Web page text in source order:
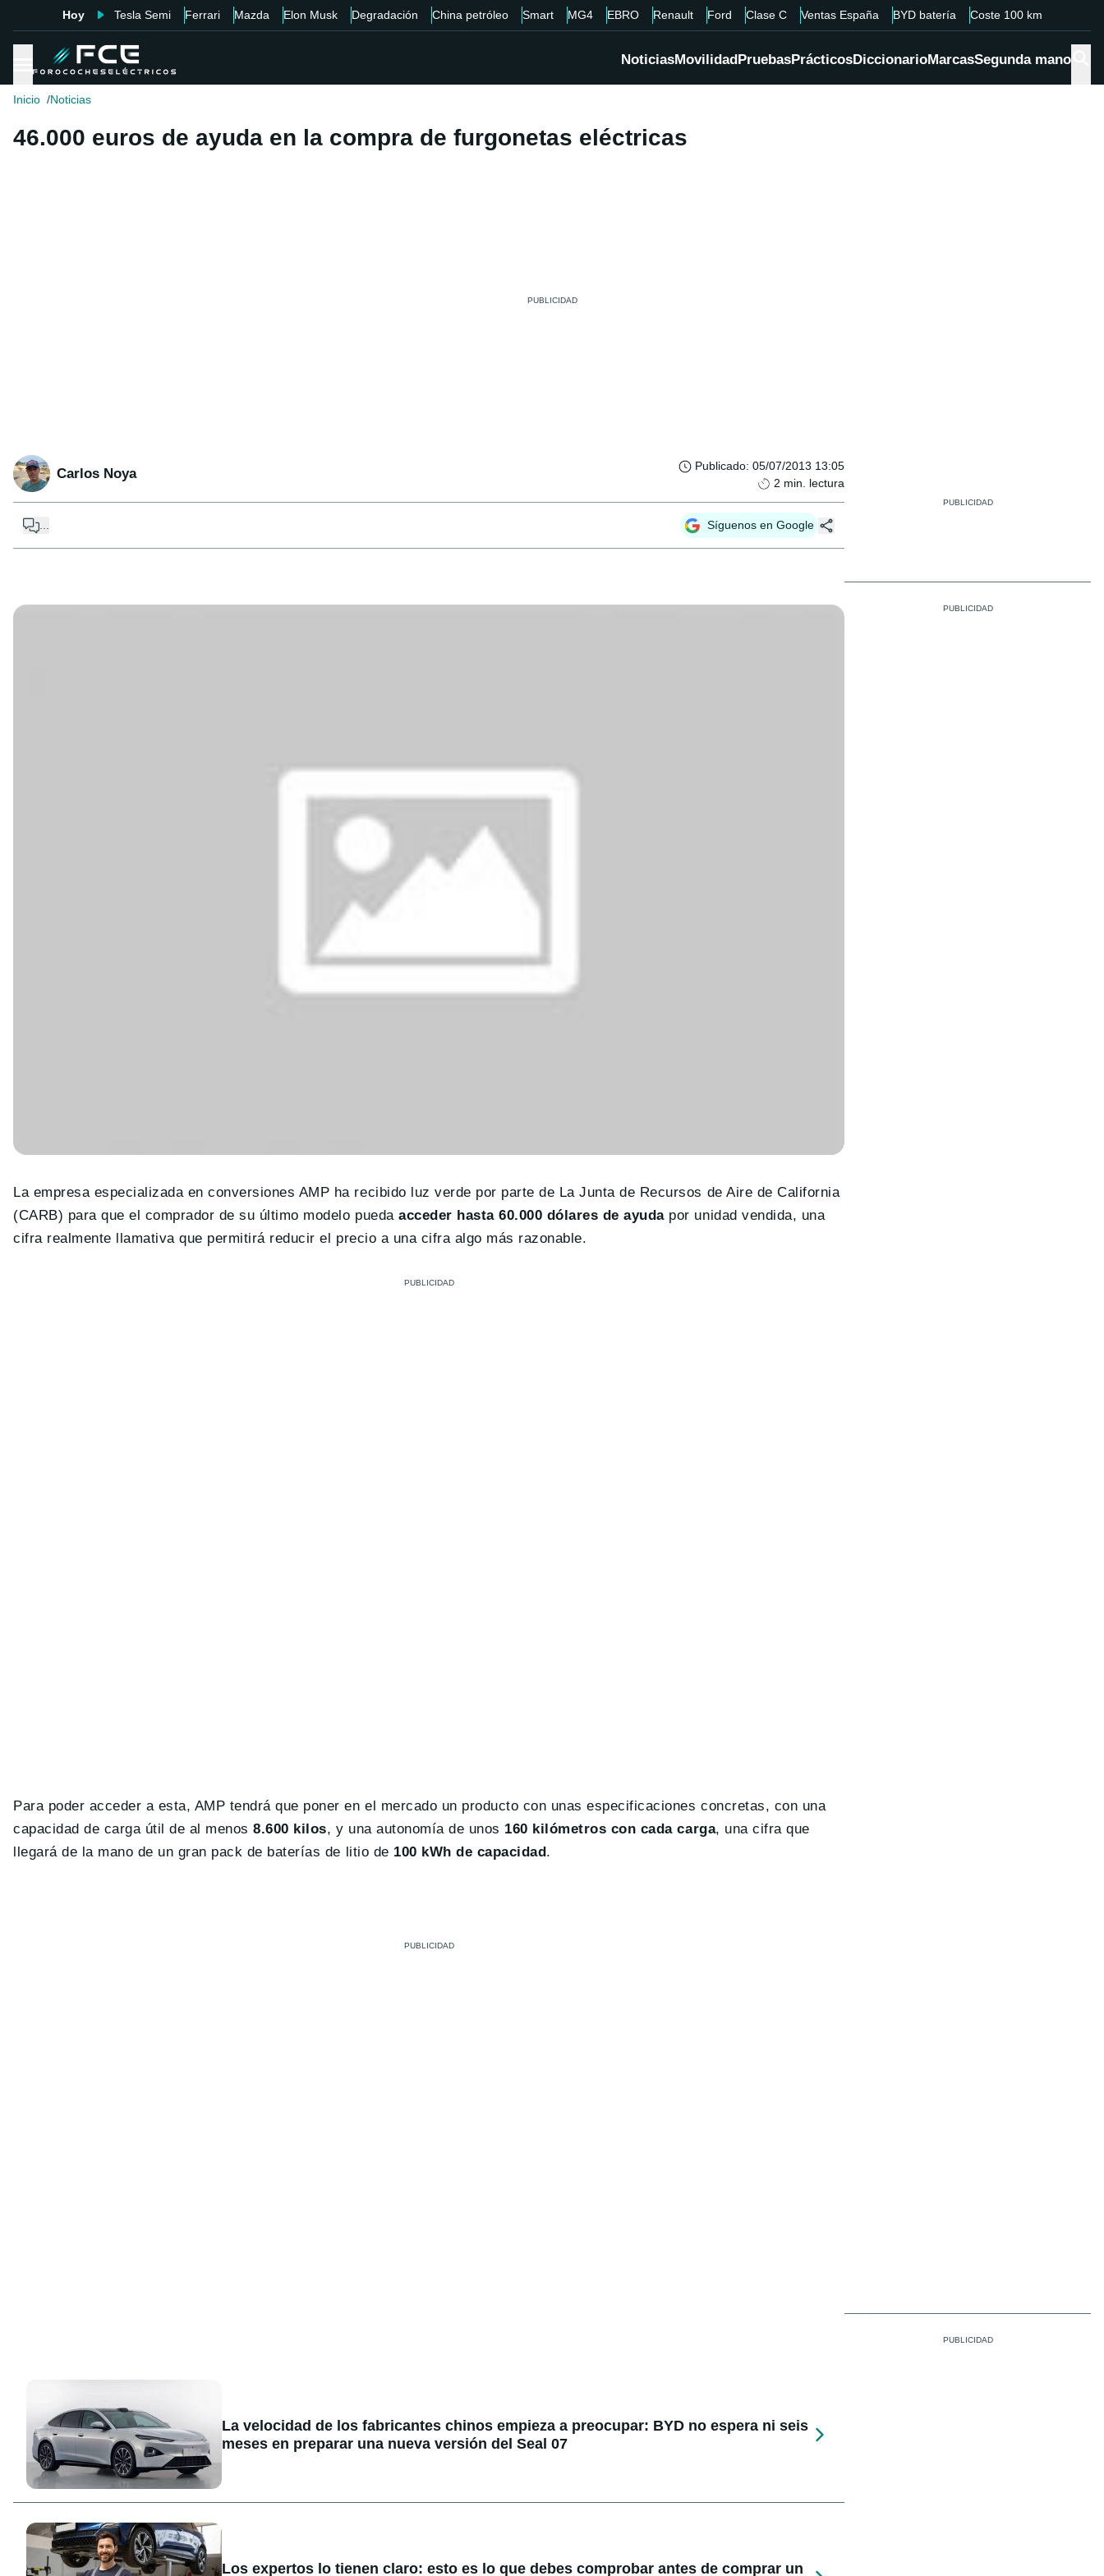
Hoy Tesla Semi Ferrari Mazda Elon Musk Degradación China petróleo Smart MG4 EBRO Renault Ford Clase C Ventas España BYD batería Coste 100 km
NoticiasMovilidadPruebasPrácticosDiccionarioMarcasSegunda mano
Inicio Noticias
46.000 euros de ayuda en la compra de furgonetas eléctricas
Carlos Noya Publicado: 05/07/2013 13:05
2 min. lectura
Síguenos en Google
La empresa especializada en conversiones AMP ha recibido luz verde por parte de La Junta de Recursos de Aire de California
(CARB) para que el comprador de su último modelo puedaacceder hasta 60.000 dólares de ayudapor unidad vendida, una
cifra realmente llamativa que permitirá reducir el precio a una cifra algo más razonable.
Para poder acceder a esta, AMP tendrá que poner en el mercado un producto con unas especificaciones concretas, con una
capacidad de carga útil de al menos 8.600 kilos, y una autonomía de unos 160 kilómetros con cada carga, una cifra que
llegará de la mano de un gran pack de baterías de litio de 100 kWh de capacidad.
La velocidad de los fabricantes chinos empieza a preocupar: BYD no espera ni seis
meses en preparar una nueva versión del Seal 07
Los expertos lo tienen claro: esto es lo que debes comprobar antes de comprar un